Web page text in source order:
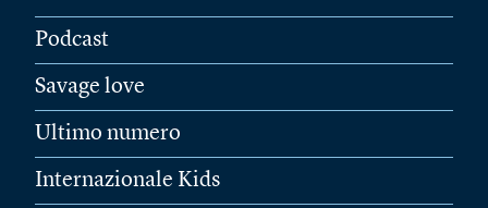
Podcast
Savage love
Ultimo numero
Internazionale Kids